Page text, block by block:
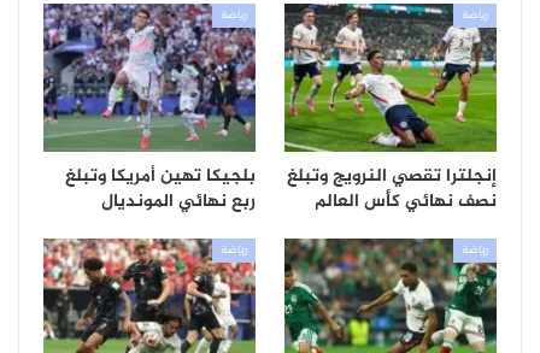
رياضة
إنجلترا تقصي النرويج وتبلغ
نصف نهائي كأس العالم
رياضة
بلجيكا تهين أمريكا وتبلغ
ربع نهائي المونديال
رياضة رياضة